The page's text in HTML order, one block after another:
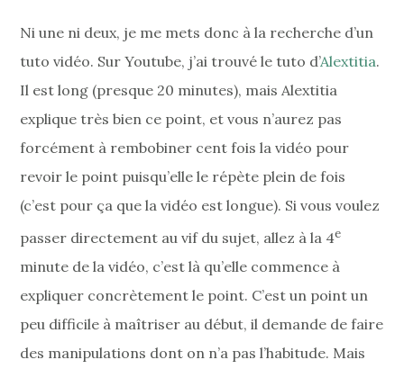
Ni une ni deux, je me mets donc à la recherche d’un
tuto vidéo. Sur Youtube, j’ai trouvé le tuto d’Alextitia.
Il est long (presque 20 minutes), mais Alextitia
explique très bien ce point, et vous n’aurez pas
forcément à rembobiner cent fois la vidéo pour
revoir le point puisqu’elle le répète plein de fois
(c’est pour ça que la vidéo est longue). Si vous voulez
passer directement au vif du sujet, allez à la 4e
minute de la vidéo, c’est là qu’elle commence à
expliquer concrètement le point. C’est un point un
peu difficile à maîtriser au début, il demande de faire
des manipulations dont on n’a pas l’habitude. Mais